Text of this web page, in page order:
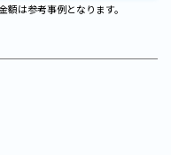
は参考事例となります。